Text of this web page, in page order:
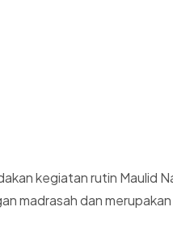
kegiatan rutin Maulid
madrasah dan